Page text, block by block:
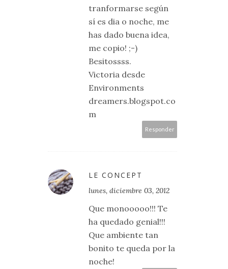
tranformarse según
sí es dia o noche, me
has dado buena idea,
me copio! ;-)
Besitossss.
Victoria desde
Environments
dreamers.blogspot.co
m
Responder
LE CONCEPT
lunes, diciembre 03, 2012
Que monooooo!!! Te
ha quedado genial!!!
Que ambiente tan
bonito te queda por la
noche!